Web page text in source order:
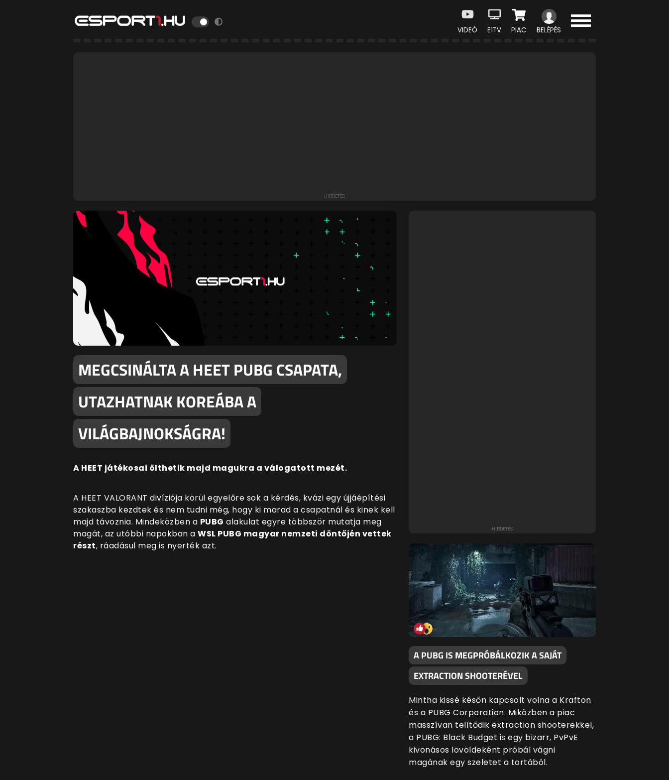
VIDEÓ E1TV PIAC BELÉPÉS
MEGCSINÁLTA A HEET PUBG CSAPATA,
UTAZHATNAK KOREÁBA A
VILÁGBAJNOKSÁGRA!
A HEET játékosai ölthetik majd magukra a válogatott mezét.
A HEET VALORANT divíziója körül egyelőre sok a kérdés, kvázi egy újjáépítési
szakaszba kezdtek és nem tudni még, hogy ki marad a csapatnál és kinek kell
majd távoznia. Mindeközben a PUBG alakulat egyre többször mutatja meg
magát, az utóbbi napokban a WSL PUBG magyar nemzeti döntőjén vettek
részt, ráadásul meg is nyerték azt.
A PUBG IS MEGPRÓBÁLKOZIK A SAJÁT
EXTRACTION SHOOTERÉVEL
Mintha kissé későn kapcsolt volna a Krafton
és a PUBG Corporation. Miközben a piac
masszívan telítődik extraction shooterekkel,
a PUBG: Black Budget is egy bizarr, PvPvE
kivonásos lövöldeként próbál vágni
magának egy szeletet a tortából.